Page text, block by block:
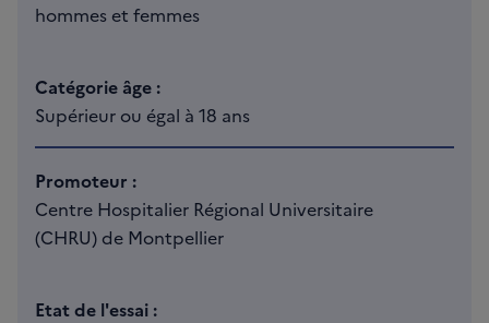
hommes et femmes
Catégorie âge :
Supérieur ou égal à 18 ans
Promoteur :
Centre Hospitalier Régional Universitaire
(CHRU) de Montpellier
Etat de l'essai :